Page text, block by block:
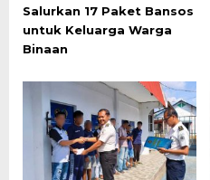
Salurkan 17 Paket Bansos
untuk Keluarga Warga
Binaan